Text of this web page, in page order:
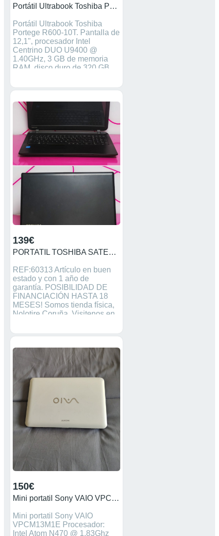
Portátil Ultrabook Toshiba Portege R600-10T
Portátil Ultrabook Toshiba
Portege R600-10T. Pantalla de
12,1", procesador Intel
Centrino DUO U9400 @
1.40GHz, 3 GB de memoria
RAM, disco duro de 320 GB,
de DVD, 2 puertos USB, lector
monitor externo, 2 baterías en
buen estado. Tiene instalado
Windows 10 y Office 2010.
Peso: 1,114 kg. Dimensiones
(Ancho x Fondo x Alto): 28,3 x
21,58 x 1,95 cm. Se entrega
con cargador y
maletín/mochila.
139€
PORTATIL TOSHIBA SATELLITE C50-B-188 INTEL 4GB/500
REF:60313 Artículo en buen
estado y con 1 año de
garantía. POSIBILIDAD DE
FINANCIACIÓN HASTA 18
MESES! Somos tienda física,
Nolotire Coruña. Visitenos en
Coruña. Nuestro horario es de
de 16.30 a 20.30. Póngase en
contacto con nosotros al 881
121 838 o al 672 427 523,
atendemos también por
WhatsApp. Puedes comprar
directamente por nuestra web
nolotire.com Envíos
nacionales. Envíos gratuitos
en compras superiores a 30€.
150€
Mini portatil Sony VAIO VPCM13M1E
Mini portatil Sony VAIO
VPCM13M1E Procesador:
Intel Atom N470 @ 1,83Ghz